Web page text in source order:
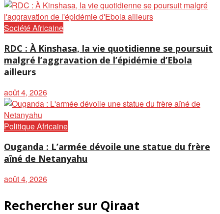
Société Africaine
RDC : À Kinshasa, la vie quotidienne se poursuit
malgré l’aggravation de l’épidémie d’Ebola
ailleurs
août 4, 2026
Politique Africaine
Ouganda : L’armée dévoile une statue du frère
aîné de Netanyahu
août 4, 2026
Rechercher sur Qiraat